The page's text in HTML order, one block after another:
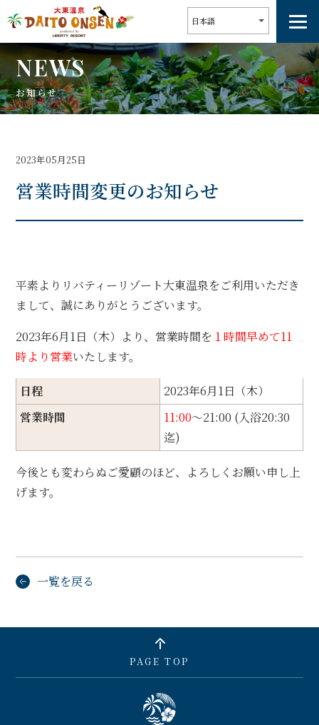
NEWS
お知らせ
2023年05月25日
営業時間変更のお知らせ
平素よりリバティーリゾート大東温泉をご利用いただき
まして、誠にありがとうございます。
2023年6月1日（木）より、営業時間を １時間早めて11
時より営業いたします。
日程
2023年6月1日（木）
営業時間
11:00～21:00 (入浴20:30
迄)
今後とも変わらぬご愛顧のほど、よろしくお願い申し上
げます。
一覧を戻る
PAGE TOP